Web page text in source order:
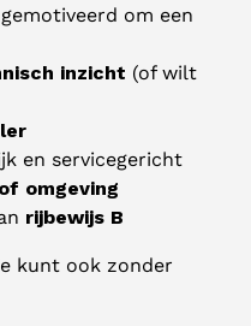
om een
inzicht (of wilt
en servicegericht
omgeving
rijbewijs B
kunt ook zonder